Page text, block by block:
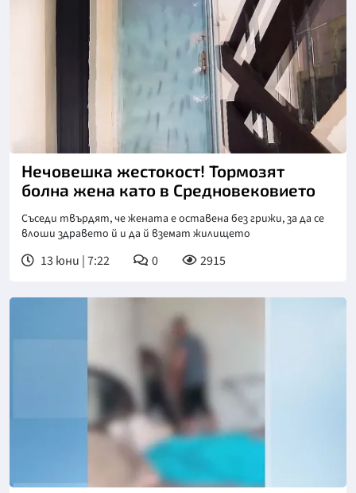
Снимка: Нова телевизия
Нечовешка жестокост! Тормозят
болна жена като в Средновековието
Съседи твърдят, че жената е оставена без грижи, за да се
влоши здравето й и да й вземат жилището
13 юни | 7:22 0 2915